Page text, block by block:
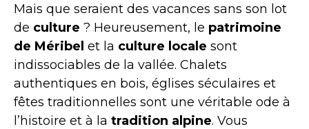
Mais que seraient des vacances sans son lot
de culture ? Heureusement, le patrimoine
de Méribel et la culture locale sont
indissociables de la vallée. Chalets
authentiques en bois, églises séculaires et
fêtes traditionnelles sont une véritable ode à
l’histoire et à la tradition alpine. Vous